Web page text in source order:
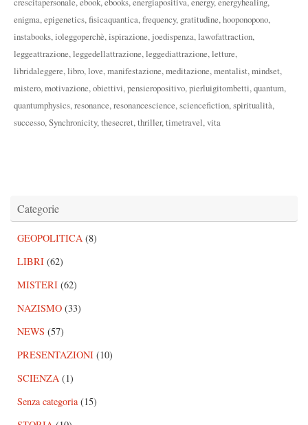
enigma,epigenetics,fisicaquantica,frequency, gratitudine,hooponopono,
instabooks,ioleggoperchè,ispirazione,joedispenza,lawofattraction,
leggeattrazione,leggedellattrazione,leggediattrazione,letture,
libridaleggere,libro,love,manifestazione,meditazione,mentalist,mindset,
mistero,motivazione,obiettivi,pensieropositivo,pierluigitombetti,quantum,
quantumphysics,resonance,resonancescience,sciencefiction,spiritualità,
successo,Synchronicity,thesecret,thriller,timetravel,vita
Categorie
GEOPOLITICA (8)
LIBRI (62)
MISTERI (62)
NAZISMO (33)
NEWS (57)
PRESENTAZIONI (10)
SCIENZA (1)
Senza categoria(15)